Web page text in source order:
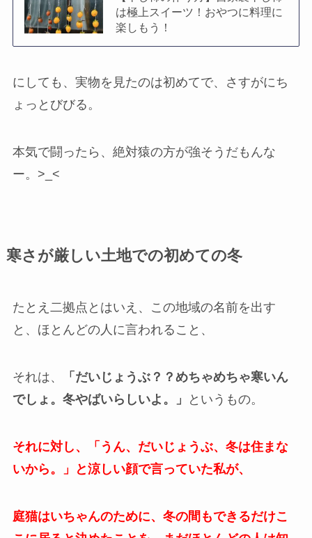
は極上スイーツ！おやつに料理に
楽しもう！
にしても、実物を見たのは初めてで、さすがにち
ょっとびびる。
本気で闘ったら、絶対猿の方が強そうだもんな
ー。>_<
寒さが厳しい土地での初めての冬
たとえ二拠点とはいえ、この地域の名前を出す
と、ほとんどの人に言われること、
それは、
「だいじょうぶ？？めちゃめちゃ寒いん
でしょ。冬やばいらしいよ。」
というもの。
それに対し、「うん、だいじょうぶ、冬は住まな
いから。」と涼しい顔で言っていた私が、
庭猫はいちゃんのために、冬の間もできるだけこ